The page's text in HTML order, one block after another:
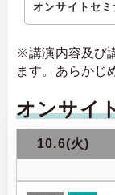
オンサイトセミ
※講演内容及び
ます。あらかじ
オンサイ
10.6(火)